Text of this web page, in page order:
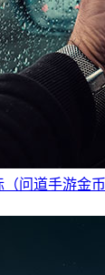
问道手游金币